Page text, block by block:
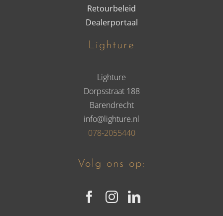
Retourbeleid
Dealerportaal
Lighture
Lighture
Dorpsstraat 188
Barendrecht
info@lighture.nl
078-2055440
Volg ons op: